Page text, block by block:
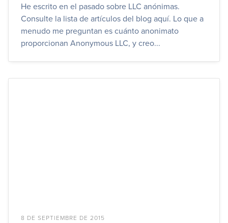
He escrito en el pasado sobre LLC anónimas.
Consulte la lista de artículos del blog aquí. Lo que a
menudo me preguntan es cuánto anonimato
proporcionan Anonymous LLC, y creo...
8 DE SEPTIEMBRE DE 2015